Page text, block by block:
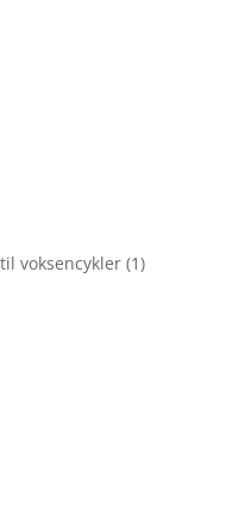
voksencykler (1)